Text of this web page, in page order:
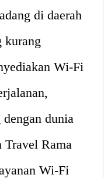
di daerah
kurang
Wi-Fi
dunia
Travel Rama
Wi-Fi